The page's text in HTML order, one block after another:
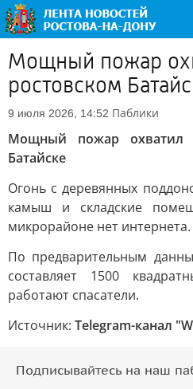
Мощный пожар
ростовском
9 июля 2026, 14:52 Паблики
Мощный пожар охватил
Батайске
Огонь с деревянных
камыш и складские
микрорайоне нет интернета.
По предварительным
составляет 1500
работают спасатели.
Источник: Telegram-канал
Подписывайтесь на наш